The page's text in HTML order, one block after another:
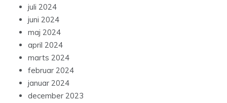
juli 2024
juni 2024
maj 2024
april 2024
marts 2024
februar 2024
januar 2024
december 2023